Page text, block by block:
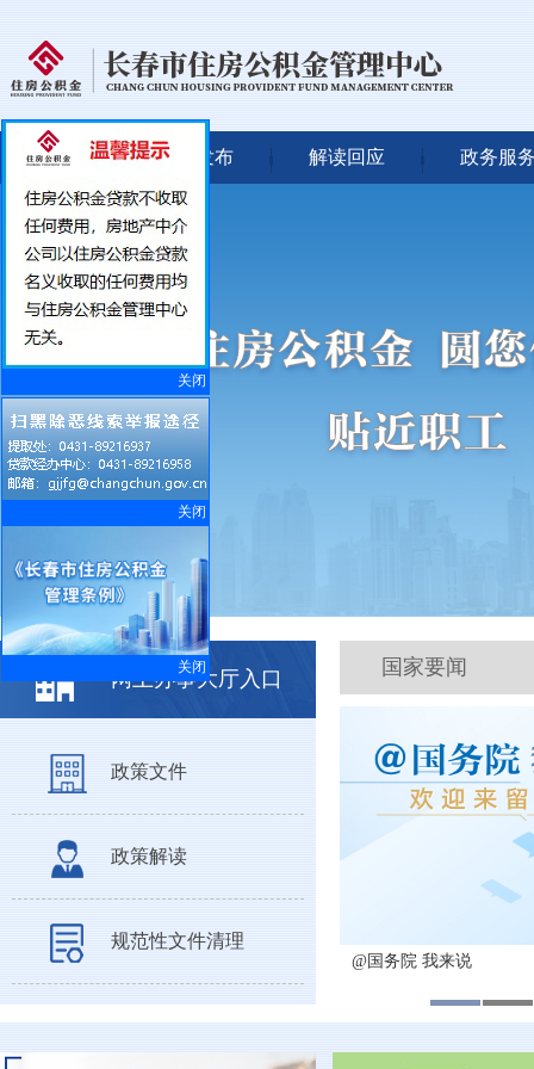
首 页 信息发布 解读回应 政务服
关闭
关闭
关闭
网上办事大厅入口
政策文件
政策解读
规范性文件清理
国家要闻
@国务院 我来说